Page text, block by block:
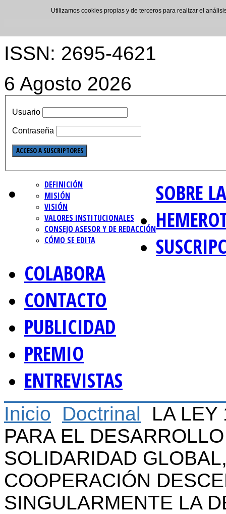
ISSN: 2695-4621
6 Agosto 2026
Usuario
Contraseña
SOBRE
DEFINICIÓN
MISIÓN
VISIÓN
VALORES INSTITUCIONALES
CONSEJO ASESOR Y DE REDACCIÓN
CÓMO SE EDITA
COLABORA
CONTACTO
PUBLICIDAD
PREMIO
ENTREVISTAS
Inicio Doctrinal
LA LEY
PARA EL
SOLIDARIDAD
COOPERACIÓN
SINGULARMENTE LA
Utilizamos cookies propias y de terceros para realizar el